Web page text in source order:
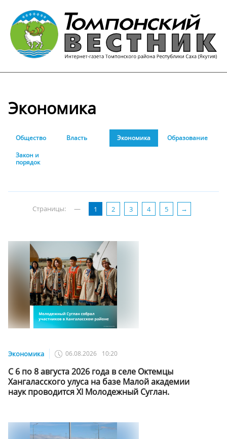
Экономика
Общество Власть Экономика
Образование
Закон и
порядок
Страницы: — 1 2 3 4 5
Экономика 06.08.2026 10:20
С 6 по 8 августа 2026 года в селе Октемцы
Хангаласского улуса на базе Малой академии
наук проводится XI Молодежный Суглан.